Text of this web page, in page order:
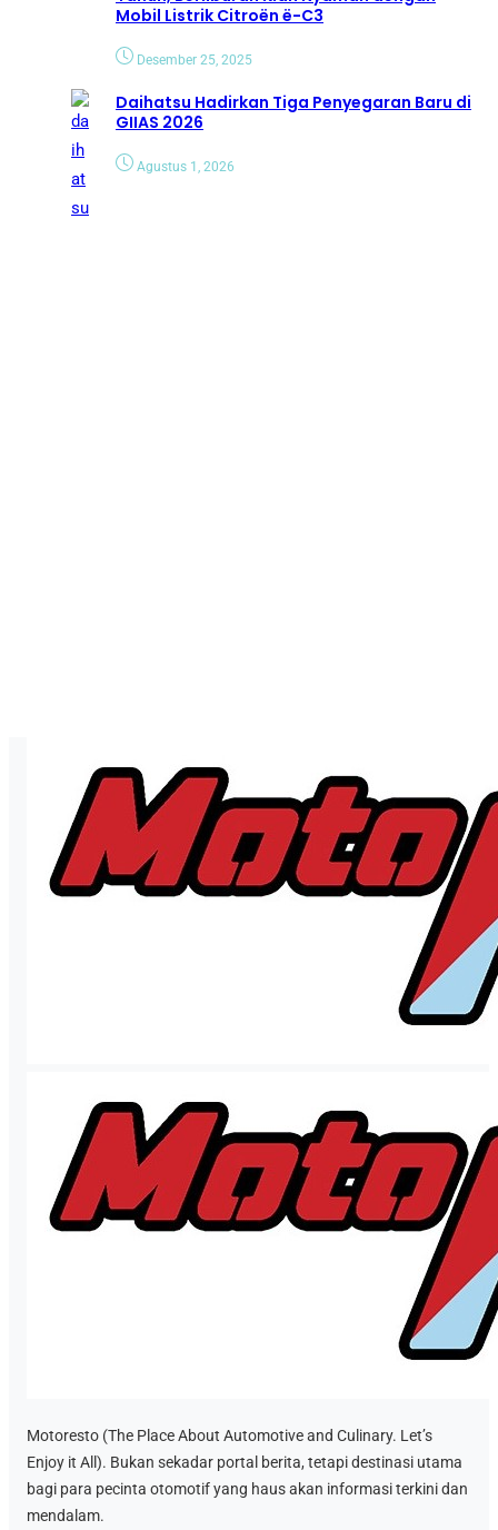
Mobil Listrik Citroën ë-C3
Desember 25, 2025
Daihatsu Hadirkan Tiga Penyegaran Baru di
GIIAS 2026
Agustus 1, 2026
Motoresto (The Place About Automotive and Culinary. Let’s
Enjoy it All). Bukan sekadar portal berita, tetapi destinasi utama
bagi para pecinta otomotif yang haus akan informasi terkini dan
mendalam.